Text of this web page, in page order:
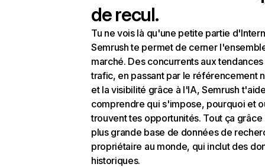
de recul.
Tu ne vois là qu'une petite partie
Semrush te permet de cerner
marché. Des concurrents aux
trafic, en passant par le référencement
et la visibilité grâce à l'IA, Semrush
comprendre qui s'impose, pourquoi et
trouvent tes opportunités. Tout ça grâce
plus grande base de données de
propriétaire au monde, qui inclut des
historiques.